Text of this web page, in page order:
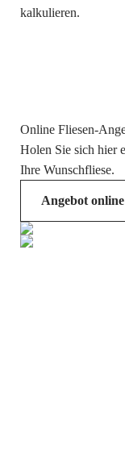
kalkulieren.
Online Fliesen-
Holen Sie sich hier
Ihre Wunschfliese.
Angebot